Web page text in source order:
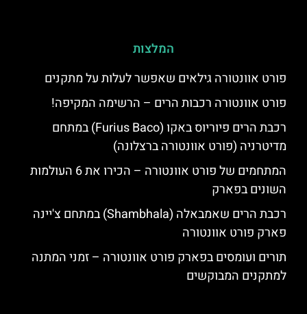
המלצות
פורט אוונטורה גילאים שאפשר לעלות על מתקנים
פורט אוונטורה רכבות הרים – הרשימה המקיפה!
רכבת הרים פיוריוס באקו (Furius Baco) במתחם
מדיטרניה (פורט אוונטורה ברצלונה)
המתחמים של פורט אוונטורה – הכירו את 6 העולמות
השונים בפארק
רכבת הרים שאמבאלה (Shambhala) במתחם צ'יינה
פארק פורט אוונטורה
תורים ועומסים בפארק פורט אוונטורה – זמני המתנה
למתקנים המבוקשים